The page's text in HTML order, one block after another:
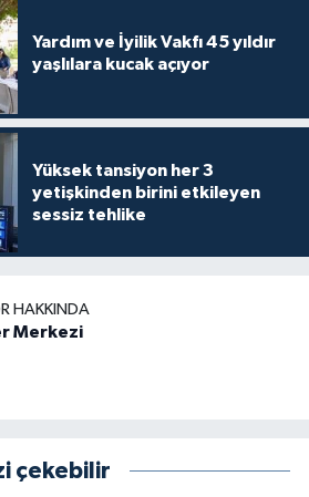
Yardım ve İyilik Vakfı 45 yıldır
yaşlılara kucak açıyor
Yüksek tansiyon her 3
yetişkinden birini etkileyen
sessiz tehlike
HAKKINDA
Merkezi
çekebilir